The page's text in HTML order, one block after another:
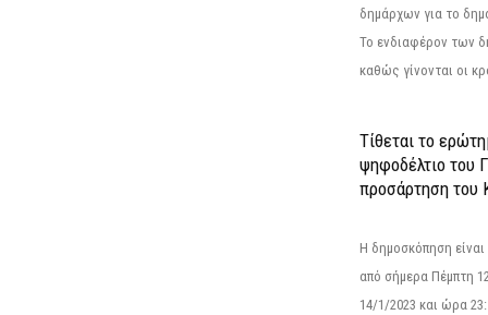
δημάρχων για το
Το ενδιαφέρον των
καθώς γίνονται οι
Τίθεται το
ψηφοδέλτιο του
προσάρτηση του
Η δημοσκόπηση
από σήμερα Πέμπτη
14/1/2023 και ώρα